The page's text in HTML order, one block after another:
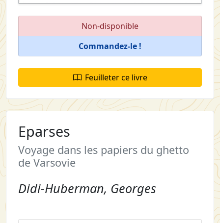
Non-disponible
Commandez-le !
Feuilleter ce livre
Eparses
Voyage dans les papiers du ghetto
de Varsovie
Didi-Huberman, Georges